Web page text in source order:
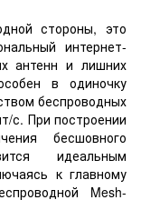
стороны, это
интернет-
антенн и лишних
в одиночку
беспроводных
с. При построении
бесшовного
идеальным
к главному
Mesh-